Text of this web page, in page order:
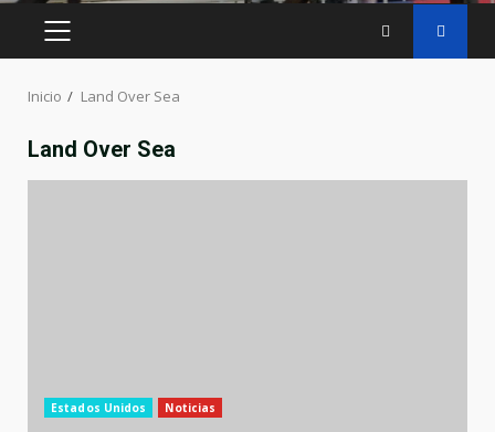
MENÚ
Inicio Land Over Sea
Land Over Sea
Estados Unidos Noticias